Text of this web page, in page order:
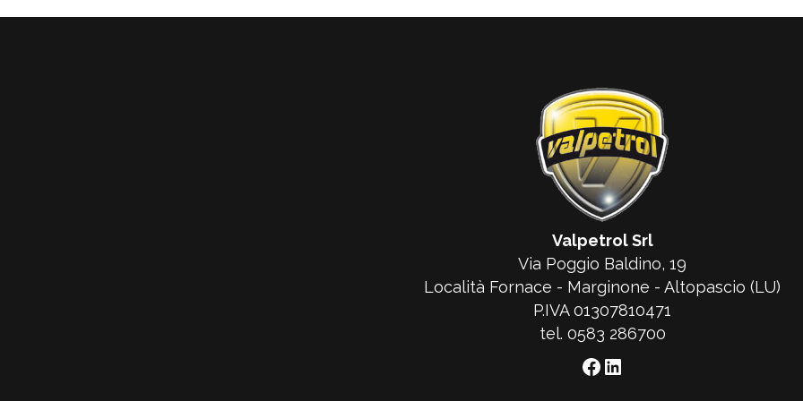
Valpetrol Srl
Via Poggio Baldino, 19
Località Fornace - Marginone - Altopascio (LU)
P.IVA 01307810471
tel. 0583 286700
Facebook
LinkedIn